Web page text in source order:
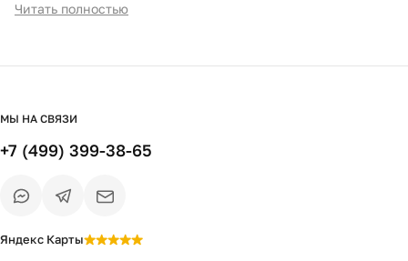
Читать полностью
МЫ НА СВЯЗИ
+7 (499) 399-38-65
Яндекс Карты